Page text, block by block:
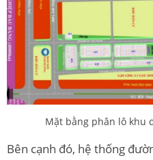
Mặt bằng phân lô khu
Bên cạnh đó, hệ thống